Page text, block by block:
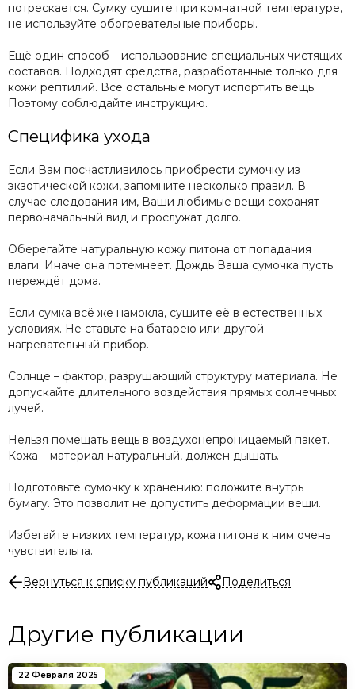
потрескается. Сумку сушите при комнатной температуре,
не используйте обогревательные приборы.
Ещё один способ – использование специальных чистящих
составов. Подходят средства, разработанные только для
кожи рептилий. Все остальные могут испортить вещь.
Поэтому соблюдайте инструкцию.
Специфика ухода
Если Вам посчастливилось приобрести сумочку из
экзотической кожи, запомните несколько правил. В
случае следования им, Ваши любимые вещи сохранят
первоначальный вид и прослужат долго.
Оберегайте натуральную кожу питона от попадания
влаги. Иначе она потемнеет. Дождь Ваша сумочка пусть
переждёт дома.
Если сумка всё же намокла, сушите её в естественных
условиях. Не ставьте на батарею или другой
нагревательный прибор.
Солнце – фактор, разрушающий структуру материала. Не
допускайте длительного воздействия прямых солнечных
лучей.
Нельзя помещать вещь в воздухонепроницаемый пакет.
Кожа – материал натуральный, должен дышать.
Подготовьте сумочку к хранению: положите внутрь
бумагу. Это позволит не допустить деформации вещи.
Избегайте низких температур, кожа питона к ним очень
чувствительна.
Вернуться к списку публикаций Поделиться
Другие публикации
22 Февраля 2025